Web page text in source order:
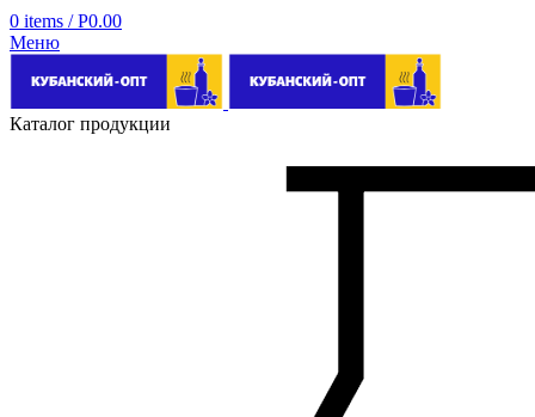
0 items / Р0.00
Меню
Каталог продукции